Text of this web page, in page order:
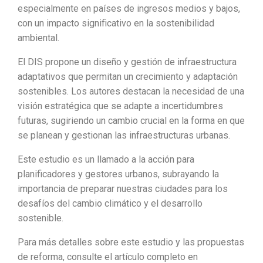
especialmente en países de ingresos medios y bajos,
con un impacto significativo en la sostenibilidad
ambiental.
El DIS propone un diseño y gestión de infraestructura
adaptativos que permitan un crecimiento y adaptación
sostenibles. Los autores destacan la necesidad de una
visión estratégica que se adapte a incertidumbres
futuras, sugiriendo un cambio crucial en la forma en que
se planean y gestionan las infraestructuras urbanas.
Este estudio es un llamado a la acción para
planificadores y gestores urbanos, subrayando la
importancia de preparar nuestras ciudades para los
desafíos del cambio climático y el desarrollo
sostenible.
Para más detalles sobre este estudio y las propuestas
de reforma, consulte el artículo completo en